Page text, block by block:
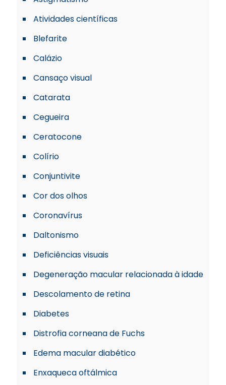
Atividades científicas
Blefarite
Calázio
Cansaço visual
Catarata
Cegueira
Ceratocone
Colírio
Conjuntivite
Cor dos olhos
Coronavírus
Daltonismo
Deficiências visuais
Degeneração macular relacionada à idade
Descolamento de retina
Diabetes
Distrofia corneana de Fuchs
Edema macular diabético
Enxaqueca oftálmica